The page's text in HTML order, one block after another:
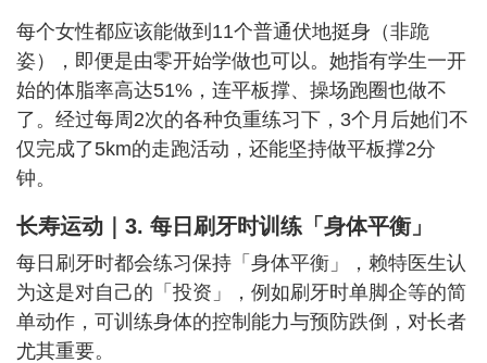
每个女性都应该能做到11个普通伏地挺身（非跪
姿），即便是由零开始学做也可以。她指有学生一开
始的体脂率高达51%，连平板撑、操场跑圈也做不
了。经过每周2次的各种负重练习下，3个月后她们不
仅完成了5km的走跑活动，还能坚持做平板撑2分
钟。
长寿运动｜3. 每日 刷牙时训练「身体平衡」
每日刷牙时都会练习保持「身体平衡」，赖特医生认
为这是对自己的「投资」，例如刷牙时单脚企等的简
单动作，可训练身体的控制能力与预防跌倒，对长者
尤其重要。